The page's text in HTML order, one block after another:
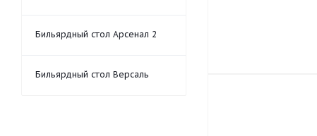
Бильярдный стол Арсенал 2
Бильярдный стол Версаль